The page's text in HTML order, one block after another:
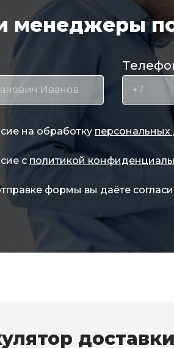
менеджеры
на обработку
с политикой
формы вы даёте
доставки